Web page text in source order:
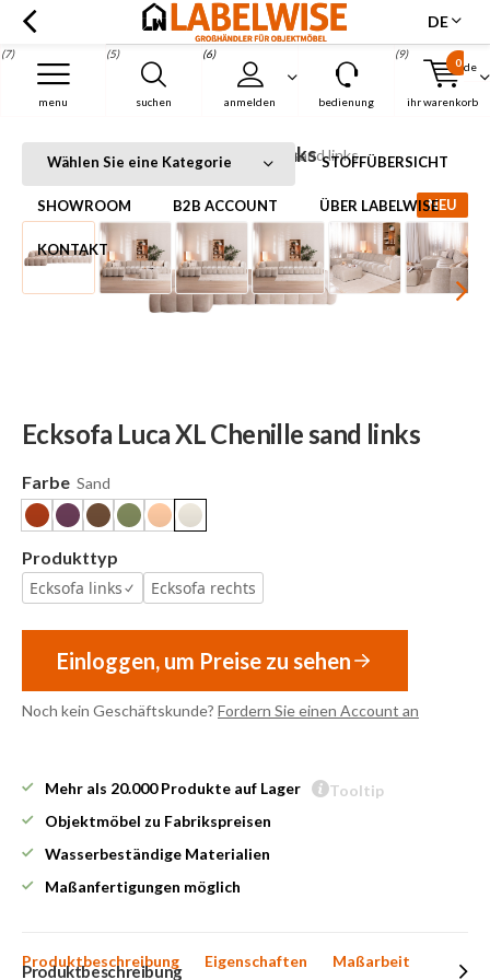
de
suchen
(5)
anmelden
(6)
menu
(7)
bedienung ihr warenkorb
0
(9)
Menu
DE
Wählen Sie eine Kategorie STOFFÜBERSICHT
SHOWROOM B2B ACCOUNT ÜBER LABELWISE
KONTAKT
Startseite Ecksofa Luca XL Chenille sand links
Ecksofa Luca XL Chenille sand links
NEU
Ecksofa Luca XL Chenille sand links
Farbe Sand
Produkttyp
Ecksofa links
Ecksofa rechts
Einloggen, um Preise zu sehen
Noch kein Geschäftskunde? Fordern Sie einen Account an
Mehr als 20.000 Produkte auf Lager
Tooltip
Objektmöbel zu Fabrikspreisen
Wasserbeständige Materialien
Maßanfertigungen möglich
Produktbeschreibung Eigenschaften
Maßarbeit
Produktbeschreibung